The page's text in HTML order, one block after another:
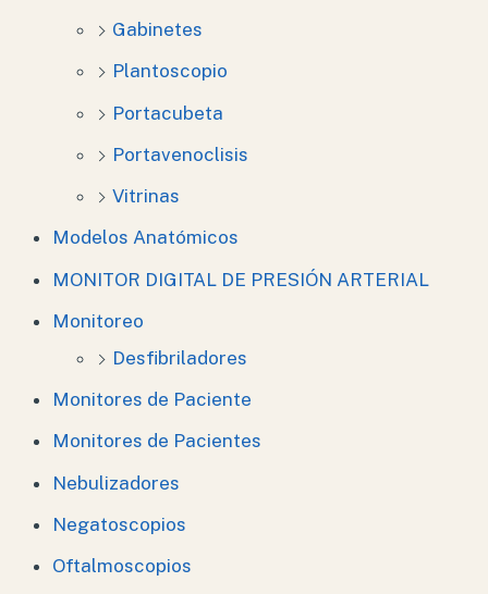
Gabinetes
Plantoscopio
Portacubeta
Portavenoclisis
Vitrinas
Modelos Anatómicos
MONITOR DIGITAL DE PRESIÓN ARTERIAL
Monitoreo
Desfibriladores
Monitores de Paciente
Monitores de Pacientes
Nebulizadores
Negatoscopios
Oftalmoscopios